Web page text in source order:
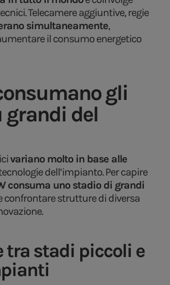
Telecamere aggiuntive, regie
simultaneamente,
il consumo energetico
gli
del
variano molto in base alle
dell’impianto. Per capire
consuma uno stadio di grandi
confrontare strutture di diversa
tra stadi piccoli e